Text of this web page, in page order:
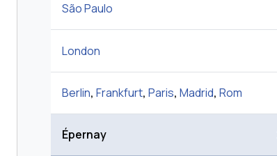
São Paulo
London
Berlin, Frankfurt, Paris, Madrid, Rom
Épernay